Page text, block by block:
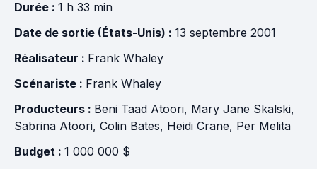
Durée : 1 h 33 min
Date de sortie (États-Unis) : 13 septembre 2001
Réalisateur : Frank Whaley
Scénariste : Frank Whaley
Producteurs : Beni Taad Atoori, Mary Jane Skalski,
Sabrina Atoori, Colin Bates, Heidi Crane, Per Melita
Budget : 1 000 000 $